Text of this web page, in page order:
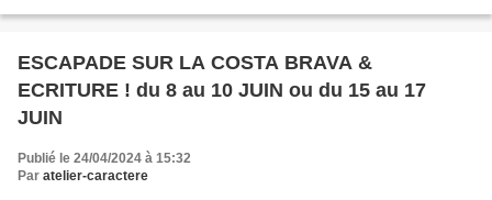
ESCAPADE SUR LA COSTA BRAVA &
ECRITURE ! du 8 au 10 JUIN ou du 15 au 17
JUIN
Publié le 24/04/2024 à 15:32
Par atelier-caractere